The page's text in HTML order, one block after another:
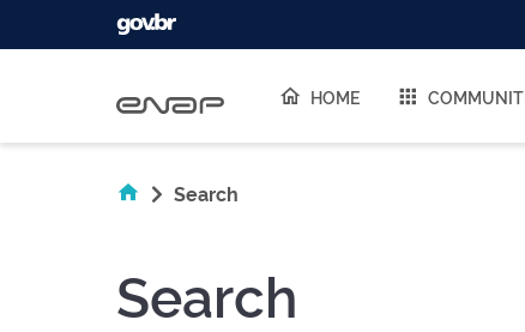
HOME
Search
Search